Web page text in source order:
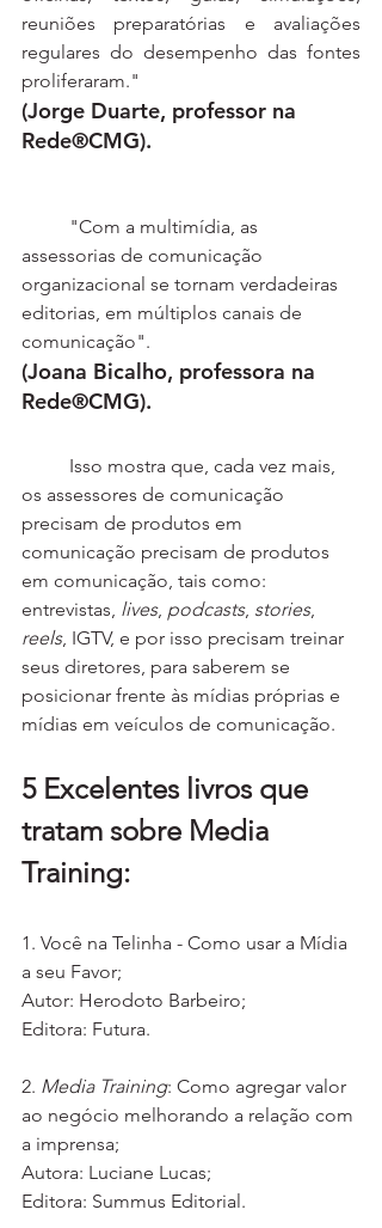
reuniões preparatórias e avaliações
regulares do desempenho das fontes
proliferaram."
(Jorge Duarte, professor na
Rede®CMG).
assessorias de comunicação
organizacional se tornam verdadeiras
editorias, em múltiplos canais de
comunicação".
(Joana Bicalho, professora na
Rede®CMG).
os assessores de comunicação
precisam de produtos em
comunicação precisam de produtos
em comunicação, tais como:
entrevistas, lives, podcasts, stories,
reels, IGTV, e por isso precisam treinar
seus diretores, para saberem se
posicionar frente às mídias próprias e
mídias em veículos de comunicação.
5 Excelentes livros que
tratam sobre Media
Training:
1. Você na Telinha - Como usar a Mídia
a seu Favor;
Autor: Herodoto Barbeiro;
Editora: Futura.
2. Media Training: Como agregar valor
ao negócio melhorando a relação com
a imprensa;
Autora: Luciane Lucas;
Editora: Summus Editorial.